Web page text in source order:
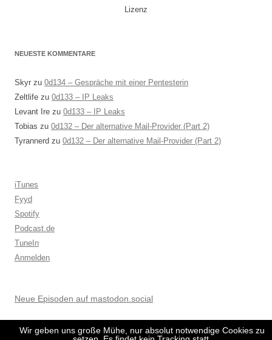
Lizenz
NEUESTE KOMMENTARE
Skyr zu 0d134 – Gespräche mit einer Pentesterin
Zeltlife zu 0d133 – IP Leaks
Levant Ire zu 0d133 – IP Leaks
Tobias zu 0d132 – Der alternative Mail-Provider (Part 2)
Tyrannerd zu 0d132 – Der alternative Mail-Provider (Part 2)
iTunes
Fyyd
Spotify
Podcast.de
TuneIn
Anmelden
Neue Episoden auf mastodon.social
Wir geben uns große Mühe, nur absolut notwendige Cookies zu